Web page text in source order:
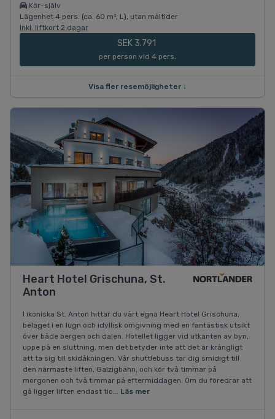
Kör-själv
Lägenhet 4 pers. (ca. 60 m², L), utan måltider
Inkl. liftkort 2 dagar
SEK 3.791
per person vid 4 pers.
Visa fler resemöjligheter ↓
Heart Hotel Grischuna, St.
Anton
I ikoniska St. Anton hittar du vårt egna Heart Hotel Grischuna,
beläget i en lugn och idyllisk omgivning med en fantastisk utsikt
över både bergen och dalen. Hotellet ligger vid utkanten av byn,
uppe på en sluttning, men det betyder inte att det är krångligt
att ta sig till skidåkningen. Vår shuttlebuss tar dig smidigt till
den närmaste liften, Galzigbahn, och kör två timmar på
morgonen och två timmar på eftermiddagen. Om du föredrar att
gå ligger liften endast tio... Läs mer